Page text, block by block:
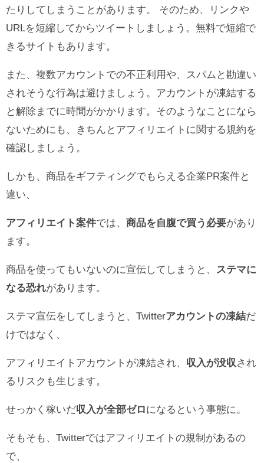
たりしてしまうことがあります。 そのため、リンクや
URLを短縮してからツイートしましょう。無料で短縮で
きるサイトもあります。
また、複数アカウントでの不正利用や、スパムと勘違い
されそうな行為は避けましょう。アカウントが凍結する
と解除までに時間がかかります。そのようなことになら
ないためにも、きちんとアフィリエイトに関する規約を
確認しましょう。
しかも、商品をギフティングでもらえる企業PR案件と
違い、
アフィリエイト案件では、 商品を自腹で買う必要があり
ます。
商品を使ってもいないのに宣伝してしまうと、 ステマに
なる恐れがあります。
ステマ宣伝をしてしまうと、Twitterアカウントの凍結だ
けではなく、
アフィリエイトアカウントが凍結され、 収入が没収され
るリスクも生じます。
せっかく稼いだ収入が全部ゼロになるという事態に。
そもそも、Twitterではアフィリエイトの規制があるの
で、